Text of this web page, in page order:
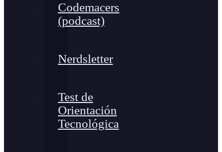
Codemacers
(podcast)
Nerdsletter
Test de
Orientación
Tecnológica